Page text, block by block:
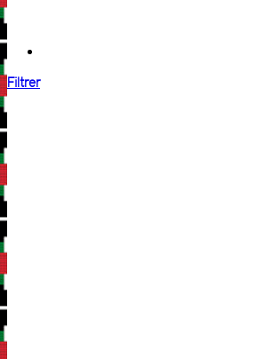
Filtrer